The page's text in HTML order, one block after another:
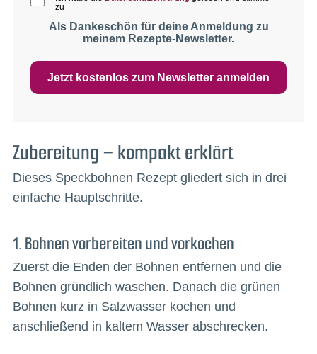
zu
Als Dankeschön für deine Anmeldung zu
meinem Rezepte-Newsletter.
Jetzt kostenlos zum Newsletter anmelden
Zubereitung – kompakt erklärt
Dieses Speckbohnen Rezept gliedert sich in drei
einfache Hauptschritte.
1. Bohnen vorbereiten und vorkochen
Zuerst die Enden der Bohnen entfernen und die
Bohnen gründlich waschen. Danach die grünen
Bohnen kurz in Salzwasser kochen und
anschließend in kaltem Wasser abschrecken.